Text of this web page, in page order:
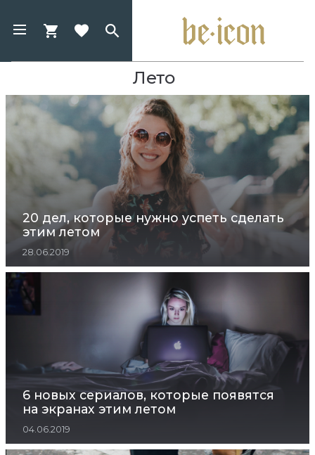
Лето
20 дел, которые нужно успеть сделать
этим летом
28.06.2019
6 новых сериалов, которые появятся
на экранах этим летом
04.06.2019